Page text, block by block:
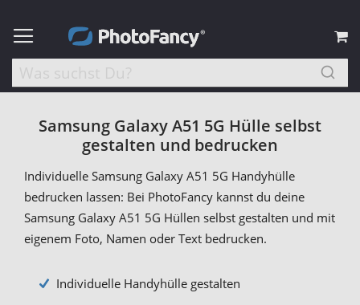
Samsung Galaxy A51 5G Hülle selbst
gestalten und bedrucken
Individuelle Samsung Galaxy A51 5G Handyhülle
bedrucken lassen: Bei PhotoFancy kannst du deine
Samsung Galaxy A51 5G Hüllen selbst gestalten und mit
eigenem Foto, Namen oder Text bedrucken.
Individuelle Handyhülle gestalten